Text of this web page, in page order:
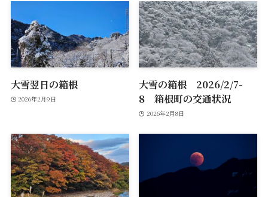
大雪翌日の箱根
2026年2月9日
大雪の箱根 2026/2/7-
8 箱根町の交通状況
2026年2月8日